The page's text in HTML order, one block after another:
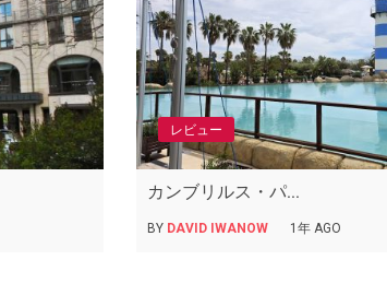
レビュー
カンブリルス・パ...
BY DAVID IWANOW 1年 AGO